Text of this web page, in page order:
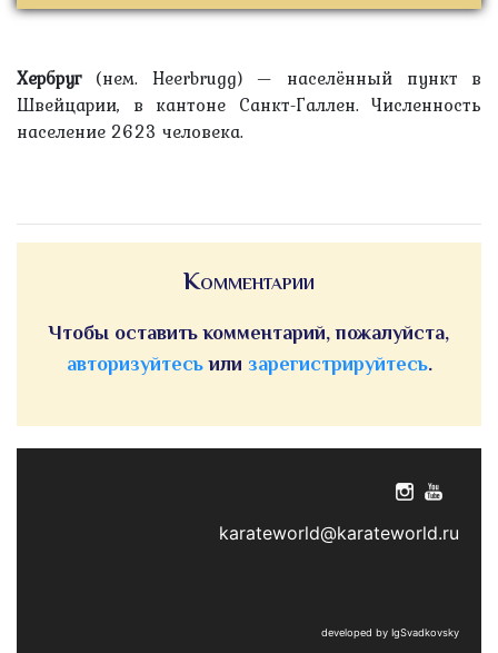
Хербруг (нем. Heerbrugg) — населённый пункт в
Швейцарии, в кантоне Санкт-Галлен. Численность
население 2623 человека.
Комментарии
Чтобы оставить комментарий, пожалуйста,
авторизуйтесьили зарегистрируйтесь.
karateworld@karateworld.ru
developed by IgSvadkovsky